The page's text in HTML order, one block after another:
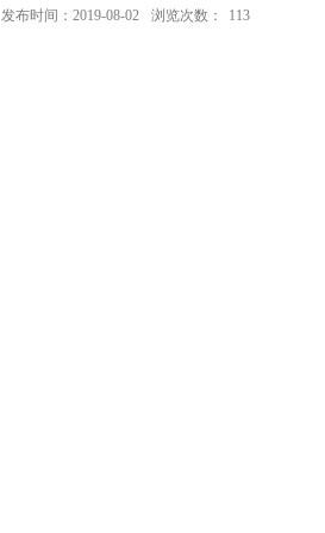
发布时间：2019-08-02 浏览次数： 113